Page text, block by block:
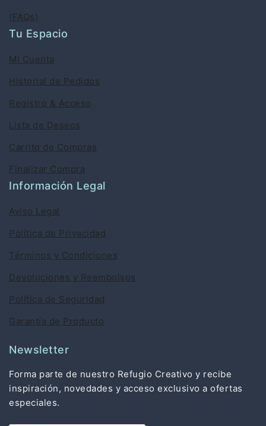
(FAQs)
Tu Espacio
Mi Cuenta
Historial de Pedidos
Registro & Acceso
Lista de Deseos
Carrito de Compras
Finalizar Compra
Información Legal
Aviso Legal
Política de Privacidad
Términos y Condiciones
Devoluciones y Reembolsos
Política de Seguridad
Garantía de Producto
Newsletter
Forma parte de nuestro Refugio Creativo y recibe
inspiración, novedades y acceso exclusivo a ofertas
especiales.